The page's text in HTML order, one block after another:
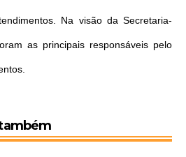
Na visão da Secretaria-
as principais responsáveis pelo